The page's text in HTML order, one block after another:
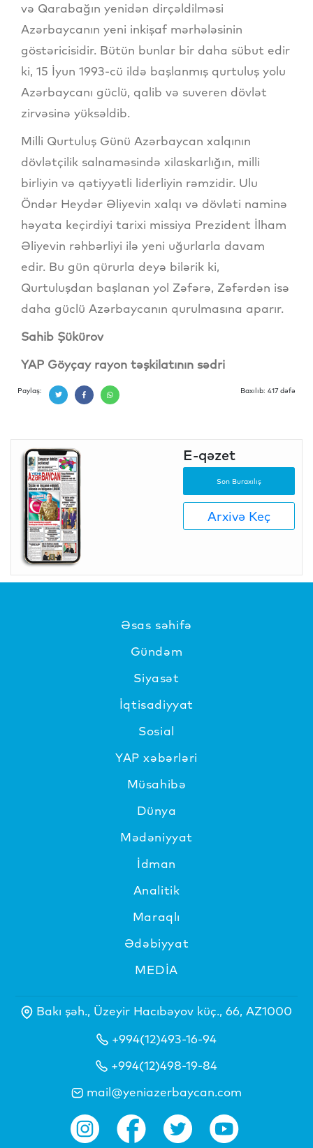
və Qarabağın yenidən dirçəldilməsi
Azərbaycanın yeni inkişaf mərhələsinin
göstəricisidir. Bütün bunlar bir daha sübut edir
ki, 15 İyun 1993-cü ildə başlanmış qurtuluş yolu
Azərbaycanı güclü, qalib və suveren dövlət
zirvəsinə yüksəldib.
Milli Qurtuluş Günü Azərbaycan xalqının
dövlətçilik salnaməsində xilaskarlığın, milli
birliyin və qətiyyətli liderliyin rəmzidir. Ulu
Öndər Heydər Əliyevin xalqı və dövləti naminə
həyata keçirdiyi tarixi missiya Prezident İlham
Əliyevin rəhbərliyi ilə yeni uğurlarla davam
edir. Bu gün qürurla deyə bilərik ki,
Qurtuluşdan başlanan yol Zəfərə, Zəfərdən isə
daha güclü Azərbaycanın qurulmasına aparır.
Sahib Şükürov
YAP Göyçay rayon təşkilatının sədri
Paylaş: Baxılıb: 417 dəfə
E-qəzet
Son Buraxılış
Arxivə Keç
Əsas səhifə
Gündəm
Siyasət
İqtisadiyyat
Sosial
YAP xəbərləri
Müsahibə
Dünya
Mədəniyyat
İdman
Analitik
Maraqlı
Ədəbiyyat
MEDİA
Bakı şəh., Üzeyir Hacıbəyov küç., 66, AZ1000
+994(12)493-16-94
+994(12)498-19-84
mail@yeniazerbaycan.com